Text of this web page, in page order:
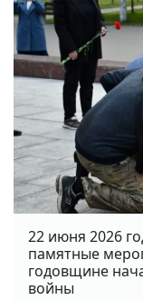
22 июня 2026
памятные
годовщине
войны